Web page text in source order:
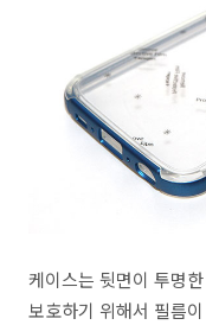
케이스는 뒷면이 투명
보호하기 위해서 필름